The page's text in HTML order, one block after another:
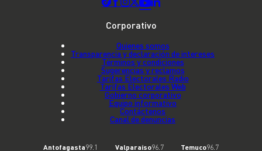
Corporativo
Quienes somos
Transparencia y declaración de intereses
Términos y condiciones
Sugerencias y reclamos
Tarifas Electorales Radio
Tarifas Electorales Web
Gobierno corporativo
Equipo informativo
Contáctenos
Canal de denuncias
Antofagasta99.1 Valparaíso96.7 Temuco96.7